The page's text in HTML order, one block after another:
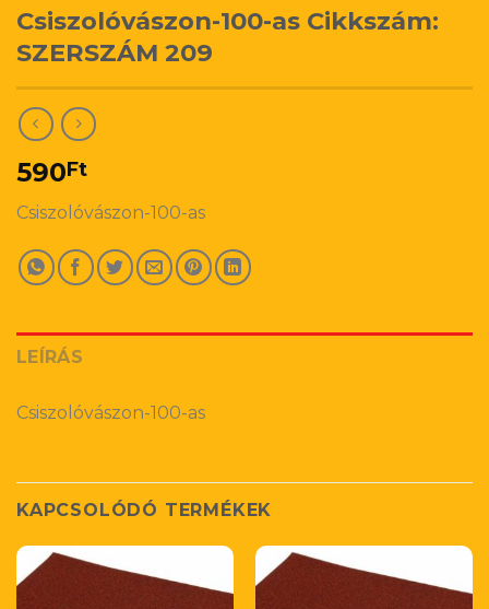
Csiszolóvászon-100-as Cikkszám:
SZERSZÁM 209
590Ft
Csiszolóvászon-100-as
LEÍRÁS
Csiszolóvászon-100-as
KAPCSOLÓDÓ TERMÉKEK